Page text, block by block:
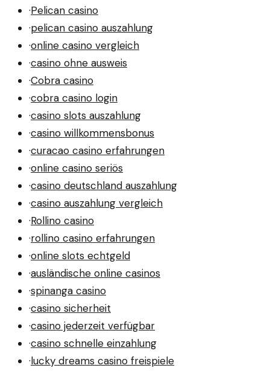
·Pelican casino
·pelican casino auszahlung
·online casino vergleich
·casino ohne ausweis
·Cobra casino
·cobra casino login
·casino slots auszahlung
·casino willkommensbonus
·curacao casino erfahrungen
·online casino seriös
·casino deutschland auszahlung
·casino auszahlung vergleich
·Rollino casino
·rollino casino erfahrungen
·online slots echtgeld
·ausländische online casinos
·spinanga casino
·casino sicherheit
·casino jederzeit verfügbar
·casino schnelle einzahlung
·lucky dreams casino freispiele